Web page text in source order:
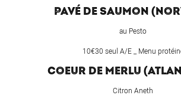
SALADES & BUFFETS
TRAITEUR
PAVÉ DE SAUMON
au Pesto
10€30 seul A/E _ Menu
COEUR DE MERLU
Citron Aneth